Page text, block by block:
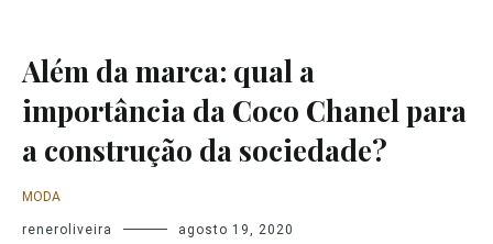
Além da marca: qual a
importância da Coco Chanel para
a construção da sociedade?
MODA
reneroliveira agosto 19, 2020